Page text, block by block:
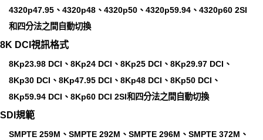
4320p47.95、4320p48、4320p50、4320p59.94、4320p60 2SI
和四分法之間自動切換
8K DCI視訊格式
8Kp23.98 DCI、8Kp24 DCI、8Kp25 DCI、8Kp29.97 DCI、
8Kp30 DCI、8Kp47.95 DCI、8Kp48 DCI、8Kp50 DCI、
8Kp59.94 DCI、8Kp60 DCI 2SI和四分法之間自動切換
SDI規範
SMPTE 259M、SMPTE 292M、SMPTE 296M、SMPTE 372M、